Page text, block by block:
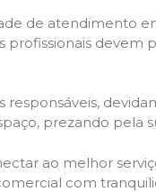
de atendimento
profissionais
responsáveis,
prezando pela
ao melhor
com